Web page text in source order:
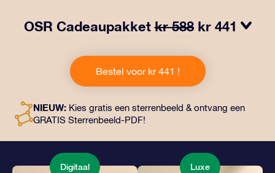
OSR Cadeaupakketkr 588 kr 441
cadeau bevat een prachtige envelop en
gepersonaliseerde documenten die naar een adres
naar keuze worden verzonden, evenals digitale
een magische manier om een blijvend cadeau te geven
aan vrienden en dierbaren.
Bestel voor kr 441 !
NIEUW: Kies gratis een sterrenbeeld & ontvang een
GRATIS Sterrenbeeld-PDF!
Digitaal Luxe